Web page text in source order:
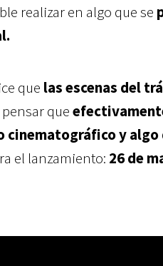
realizar en algo que se
que las escenas del
que
cinematográfico y algo
el lanzamiento: 26 de